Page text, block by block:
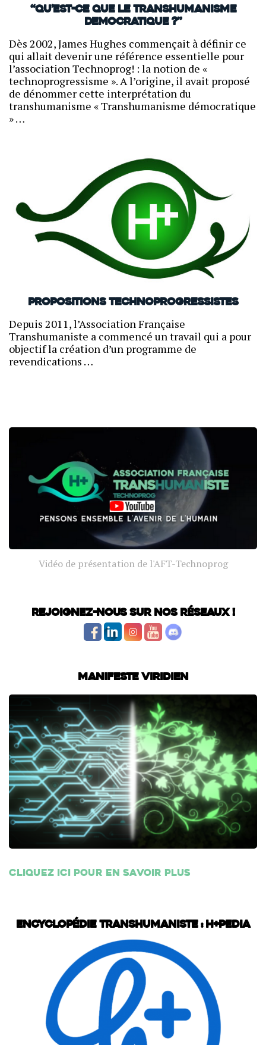
“Qu’est-ce que le Transhumanisme
Democratique ?”
Dès 2002, James Hughes commençait à définir ce
qui allait devenir une référence essentielle pour
l’association Technoprog! : la notion de «
technoprogressisme ». A l’origine, il avait proposé
de dénommer cette interprétation du
transhumanisme « Transhumanisme démocratique
» …
Propositions technoprogressistes
Depuis 2011, l’Association Française
Transhumaniste a commencé un travail qui a pour
objectif la création d’un programme de
revendications …
Vidéo de présentation de l'AFT-Technoprog
Rejoignez-nous sur nos réseaux !
Manifeste Viridien
Cliquez ici pour en savoir plus
Encyclopédie transhumaniste : H+Pedia